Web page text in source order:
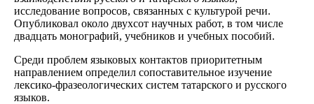
исследование вопросов, связанных с культурой речи.
Опубликовал около двухсот научных работ, в том числе
двадцать монографий, учебников и учебных пособий.
Среди проблем языковых контактов приоритетным
направлением определил сопоставительное изучение
лексико-фразеологических систем татарского и русского
языков.